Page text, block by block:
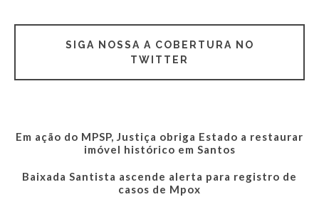
SIGA NOSSA A COBERTURA NO
TWITTER
Em ação do MPSP, Justiça obriga Estado a restaurar
imóvel histórico em Santos
Baixada Santista ascende alerta para registro de
casos de Mpox